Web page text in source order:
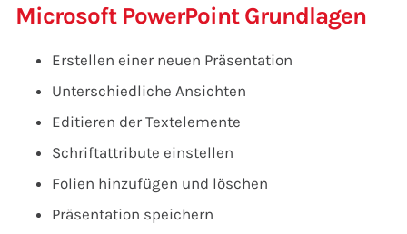
Microsoft PowerPoint Grundlagen
Erstellen einer neuen Präsentation
Unterschiedliche Ansichten
Editieren der Textelemente
Schriftattribute einstellen
Folien hinzufügen und löschen
Präsentation speichern